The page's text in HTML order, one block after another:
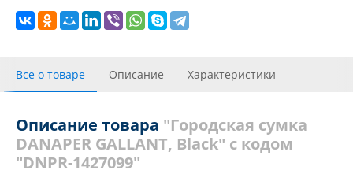
Все о товаре Описание Характеристики
Описание товара "Городская сумка
DANAPER GALLANT, Black" с кодом
"DNPR-1427099"